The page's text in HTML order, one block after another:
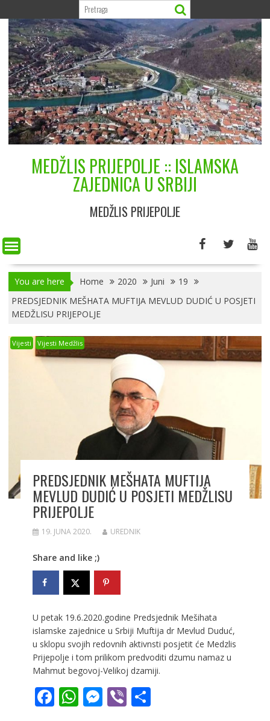
to
content
MEDŽLIS PRIJEPOLJE :: ISLAMSKA
ZAJEDNICA U SRBIJI
MEDŽLIS PRIJEPOLJE
You are here Home 2020 Juni
19
PREDSJEDNIK MEŠHATA MUFTIJA MEVLUD DUDIĆ U POSJETI
MEDŽLISU PRIJEPOLJE
Vijesti Vijesti Medžlis
PREDSJEDNIK MEŠHATA MUFTIJA
MEVLUD DUDIĆ U POSJETI MEDŽLISU
PRIJEPOLJE
19. JUNA 2020. UREDNIK
Share and like ;)
U petak 19.6.2020.godine Predsjednik Mešihata
islamske zajednice u Srbiji Muftija dr Mevlud Duduć,
u sklopu svojih redovnih aktivnsti posjetit će Medzlis
Prijepolje i tom prilikom predvoditi dzumu namaz u
Mahmut begovoj-Velikoj dzamiji.
F W M Vi S